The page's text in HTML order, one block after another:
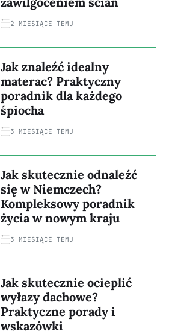
2 MIESIĄCE TEMU
Jak znaleźć idealny
materac? Praktyczny
poradnik dla każdego
śpiocha
3 MIESIĄCE TEMU
Jak skutecznie odnaleźć
się w Niemczech?
Kompleksowy poradnik
życia w nowym kraju
3 MIESIĄCE TEMU
Jak skutecznie ocieplić
wyłazy dachowe?
Praktyczne porady i
wskazówki